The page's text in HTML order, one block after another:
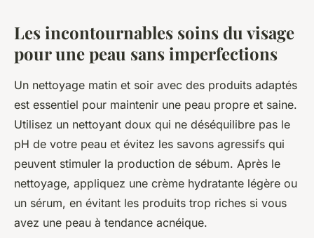
Les incontournables soins du visage
pour une peau sans imperfections
Un nettoyage matin et soir avec des produits adaptés
est essentiel pour maintenir une peau propre et saine.
Utilisez un nettoyant doux qui ne déséquilibre pas le
pH de votre peau et évitez les savons agressifs qui
peuvent stimuler la production de sébum. Après le
nettoyage, appliquez une crème hydratante légère ou
un sérum, en évitant les produits trop riches si vous
avez une peau à tendance acnéique.